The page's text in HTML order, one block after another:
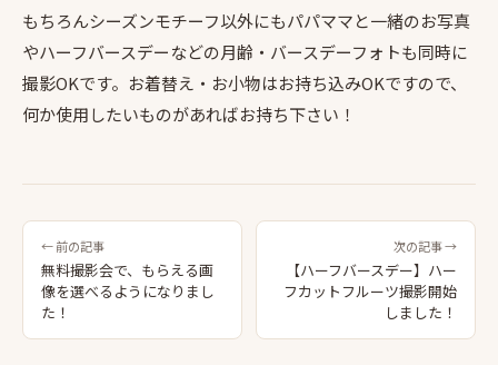
もちろんシーズンモチーフ以外にもパパママと一緒のお写真
やハーフバースデーなどの月齢・バースデーフォトも同時に
撮影OKです。お着替え・お小物はお持ち込みOKですので、
何か使用したいものがあればお持ち下さい！
← 前の記事
無料撮影会で、もらえる画
像を選べるようになりまし
た！
次の記事 →
【ハーフバースデー】ハー
フカットフルーツ撮影開始
しました！